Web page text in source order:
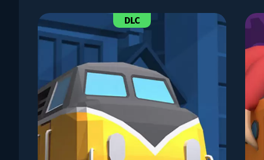
DLC